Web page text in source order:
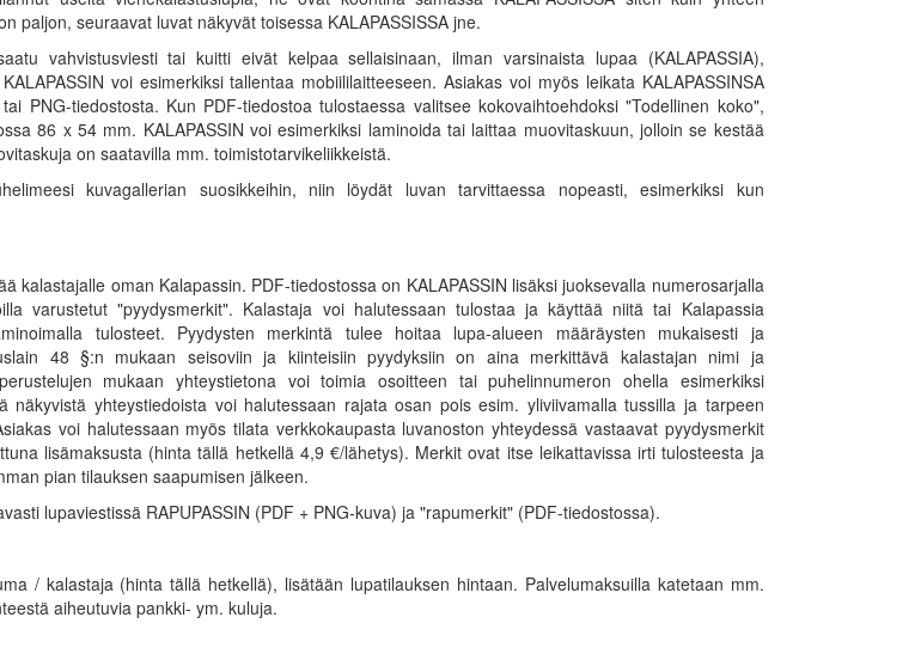
paljon, seuraavat luvat näkyvät toisessa KALAPASSISSA jne.
vahvistusviesti tai kuitti eivät kelpaa sellaisinaan, ilman varsinaista lupaa (KALAPASSIA),
voi esimerkiksi tallentaa mobiililaitteeseen. Asiakas voi myös leikata KALAPASSINSA
PNG-tiedostosta. Kun PDF-tiedostoa tulostaessa valitsee kokovaihtoehdoksi "Todellinen koko",
86 x 54 mm. KALAPASSIN voi esimerkiksi laminoida tai laittaa muovitaskuun, jolloin se kestää
on saatavilla mm. toimistotarvikeliikkeistä.
kuvagallerian suosikkeihin, niin löydät luvan tarvittaessa nopeasti, esimerkiksi kun
kalastajalle oman Kalapassin. PDF-tiedostossa on KALAPASSIN lisäksi juoksevalla numerosarjalla
varustetut "pyydysmerkit". Kalastaja voi halutessaan tulostaa ja käyttää niitä tai Kalapassia
tulosteet. Pyydysten merkintä tulee hoitaa lupa-alueen määräysten mukaisesti ja
48 §:n mukaan seisoviin ja kiinteisiin pyydyksiin on aina merkittävä kalastajan nimi ja
mukaan yhteystietona voi toimia osoitteen tai puhelinnumeron ohella esimerkiksi
näkyvistä yhteystiedoista voi halutessaan rajata osan pois esim. yliviivamalla tussilla ja tarpeen
voi halutessaan myös tilata verkkokaupasta luvanoston yhteydessä vastaavat pyydysmerkit
lisämaksusta (hinta tällä hetkellä 4,9 €/lähetys). Merkit ovat itse leikattavissa irti tulosteesta ja
pian tilauksen saapumisen jälkeen.
lupaviestissä RAPUPASSIN (PDF + PNG-kuva) ja "rapumerkit" (PDF-tiedostossa).
/ kalastaja (hinta tällä hetkellä), lisätään lupatilauksen hintaan. Palvelumaksuilla katetaan mm.
aiheutuvia pankki- ym. kuluja.